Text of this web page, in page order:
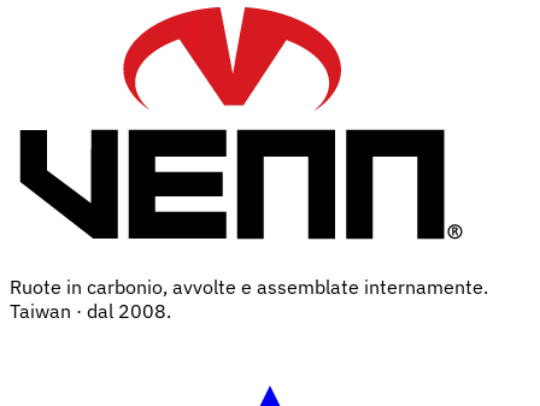
Ruote in carbonio, avvolte e assemblate internamente.
Taiwan · dal 2008.